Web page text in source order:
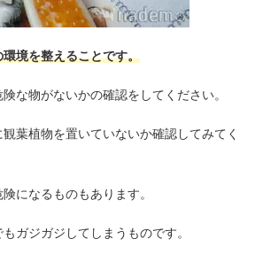
境を整えることです。
な物がないかの確認をしてください。
葉植物を置いていないか確認してみてく
になるものもあります。
ガジガジしてしまうものです。